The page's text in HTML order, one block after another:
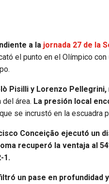
a la jornada 27 de la
el punto en el Olímpico con
Pisilli y Lorenzo Pellegrini,
área. La presión local
se incrustó en la escuadra
Conceição ejecutó un
recuperó la ventaja al
1.
un pase en